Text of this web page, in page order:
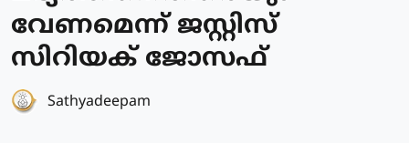
വേണമെന്ന് ജസ്റ്റിസ്
സിറിയക് ജോസഫ്
Sathyadeepam